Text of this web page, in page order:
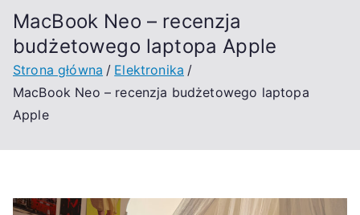
MacBook Neo – recenzja
budżetowego laptopa Apple
Strona główna
Elektronika
MacBook Neo – recenzja budżetowego laptopa
Apple